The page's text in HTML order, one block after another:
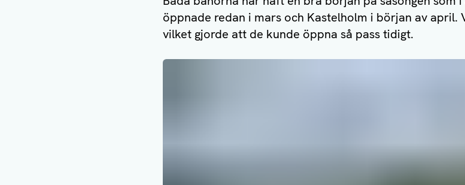
öppnade redan i mars och Kastelholm i början av april.
vilket gjorde att de kunde öppna så pass tidigt.